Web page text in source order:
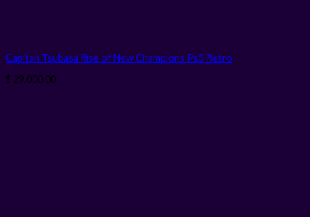
Capitan Tsubasa Rise of New Champions Ps5 Retro
$ 29.000,00